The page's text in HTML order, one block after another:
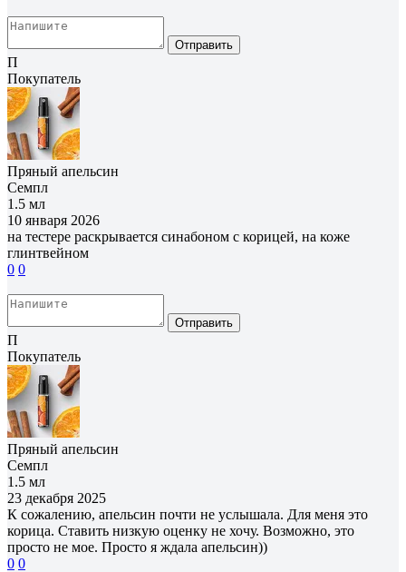
Отправить
П
Покупатель
Пряный апельсин
Семпл
1.5 мл
10 января 2026
на тестере раскрывается синабоном с корицей, на коже
глинтвейном
0 0
Отправить
П
Покупатель
Пряный апельсин
Семпл
1.5 мл
23 декабря 2025
К сожалению, апельсин почти не услышала. Для меня это
корица. Ставить низкую оценку не хочу. Возможно, это
просто не мое. Просто я ждала апельсин))
0 0